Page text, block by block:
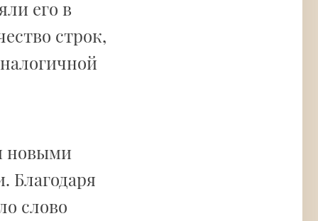
его в
строк,
новыми
Благодаря
слово